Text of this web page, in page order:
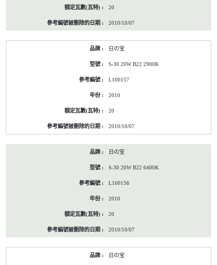
20
2010/10/07
日の宝
S-30 20W B22 2900K
L100157
2010
20
2010/10/07
日の宝
S-30 20W B22 6400K
L100156
2010
20
2010/10/07
日の宝